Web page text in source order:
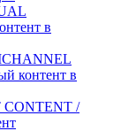
в
контент в
CONTENT /